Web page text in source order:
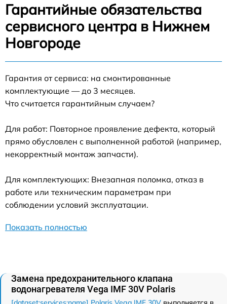
Гарантийные обязательства
сервисного центра в Нижнем
Новгороде
Гарантия от сервиса: на смонтированные
комплектующие — до 3 месяцев.
Что считается гарантийным случаем?
Для работ: Повторное проявление дефекта, который
прямо обусловлен с выполненной работой (например,
некорректный монтаж запчасти).
Для комплектующих: Внезапная поломка, отказ в
работе или техническим параметрам при
соблюдении условий эксплуатации.
Показать полностью
Замена предохранительного клапана
водонагревателя Vega IMF 30V Polaris